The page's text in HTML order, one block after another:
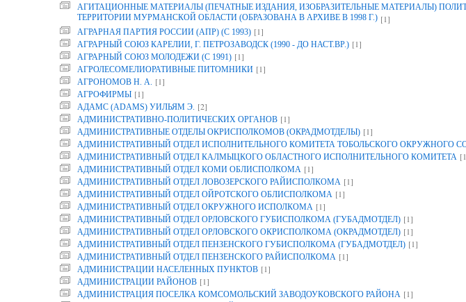
АГИТАЦИОННЫЕ МАТЕРИАЛЫ (ПЕЧАТНЫЕ ИЗДАНИЯ, ИЗОБРАЗИТЕЛЬНЫЕ МАТЕРИАЛЫ)
ТЕРРИТОРИИ МУРМАНСКОЙ ОБЛАСТИ (ОБРАЗОВАНА В АРХИВЕ В 1998 Г.) [1]
АГРАРНАЯ ПАРТИЯ РОССИИ (АПР) (С 1993) [1]
АГРАРНЫЙ СОЮЗ КАРЕЛИИ, Г. ПЕТРОЗАВОДСК (1990 - ДО НАСТ.ВР.) [1]
АГРАРНЫЙ СОЮЗ МОЛОДЕЖИ (С 1991) [1]
АГРОЛЕСОМЕЛИОРАТИВНЫЕ ПИТОМНИКИ [1]
АГРОНОМОВ Н. А. [1]
АГРОФИРМЫ [1]
АДАМС (ADAMS) УИЛЬЯМ Э. [2]
АДМИНИСТРАТИВНО-ПОЛИТИЧЕСКИХ ОРГАНОВ [1]
АДМИНИСТРАТИВНЫЕ ОТДЕЛЫ ОКРИСПОЛКОМОВ (ОКРАДМОТДЕЛЫ) [1]
АДМИНИСТРАТИВНЫЙ ОТДЕЛ ИСПОЛНИТЕЛЬНОГО КОМИТЕТА ТОБОЛЬСКОГО ОКРУЖНОГО
АДМИНИСТРАТИВНЫЙ ОТДЕЛ КАЛМЫЦКОГО ОБЛАСТНОГО ИСПОЛНИТЕЛЬНОГО КОМИТЕТА
АДМИНИСТРАТИВНЫЙ ОТДЕЛ КОМИ ОБЛИСПОЛКОМА [1]
АДМИНИСТРАТИВНЫЙ ОТДЕЛ ЛОВОЗЕРСКОГО РАЙИСПОЛКОМА [1]
АДМИНИСТРАТИВНЫЙ ОТДЕЛ ОЙРОТСКОГО ОБЛИСПОЛКОМА [1]
АДМИНИСТРАТИВНЫЙ ОТДЕЛ ОКРУЖНОГО ИСПОЛКОМА [1]
АДМИНИСТРАТИВНЫЙ ОТДЕЛ ОРЛОВСКОГО ГУБИСПОЛКОМА (ГУБАДМОТДЕЛ) [1]
АДМИНИСТРАТИВНЫЙ ОТДЕЛ ОРЛОВСКОГО ОКРИСПОЛКОМА (ОКРАДМОТДЕЛ) [1]
АДМИНИСТРАТИВНЫЙ ОТДЕЛ ПЕНЗЕНСКОГО ГУБИСПОЛКОМА (ГУБАДМОТДЕЛ) [1]
АДМИНИСТРАТИВНЫЙ ОТДЕЛ ПЕНЗЕНСКОГО РАЙИСПОЛКОМА [1]
АДМИНИСТРАЦИИ НАСЕЛЕННЫХ ПУНКТОВ [1]
АДМИНИСТРАЦИИ РАЙОНОВ [1]
АДМИНИСТРАЦИЯ ПОСЕЛКА КОМСОМОЛЬСКИЙ ЗАВОДОУКОВСКОГО РАЙОНА [1]